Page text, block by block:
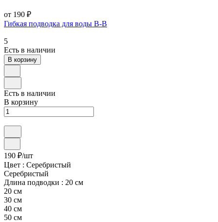
от 190 ₽
Гибкая подводка для воды В-В
5
Есть в наличии
В корзину
Есть в наличии
В корзину
190 ₽/шт
Цвет : Серебристый
Серебристый
Длина подводки : 20 см
20 см
30 см
40 см
50 см